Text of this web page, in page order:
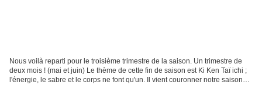
Nous voilà reparti pour le troisième trimestre de la saison. Un trimestre de
deux mois ! (mai et juin) Le thème de cette fin de saison est Ki Ken Taï ichi ;
l'énergie, le sabre et le corps ne font qu'un. Il vient couronner notre saison